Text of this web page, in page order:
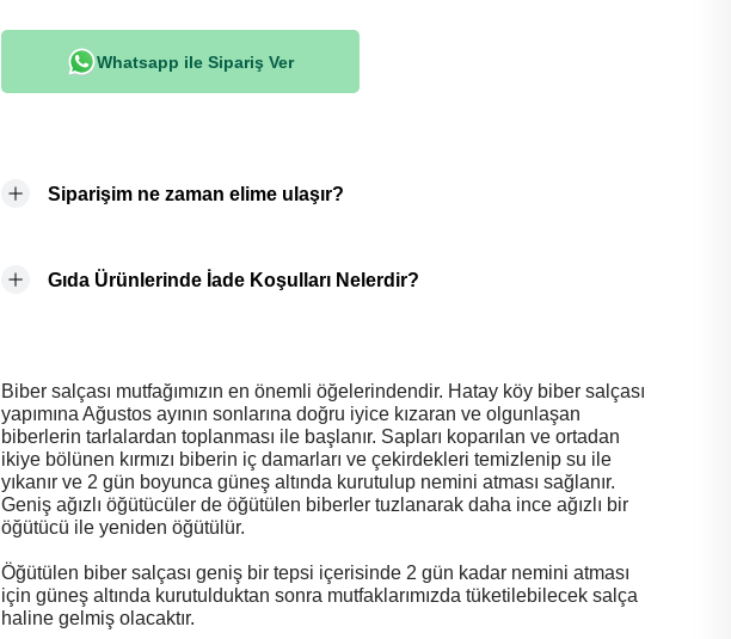
Whatsapp ile Sipariş Ver
Siparişim ne zaman elime ulaşır?
Gıda Ürünlerinde İade Koşulları Nelerdir?
Biber salçası mutfağımızın en önemli öğelerindendir. Hatay köy biber salçası
yapımına Ağustos ayının sonlarına doğru iyice kızaran ve olgunlaşan
biberlerin tarlalardan toplanması ile başlanır. Sapları koparılan ve ortadan
ikiye bölünen kırmızı biberin iç damarları ve çekirdekleri temizlenip su ile
yıkanır ve 2 gün boyunca güneş altında kurutulup nemini atması sağlanır.
Geniş ağızlı öğütücüler de öğütülen biberler tuzlanarak daha ince ağızlı bir
öğütücü ile yeniden öğütülür.
Öğütülen biber salçası geniş bir tepsi içerisinde 2 gün kadar nemini atması
için güneş altında kurutulduktan sonra mutfaklarımızda tüketilebilecek salça
haline gelmiş olacaktır.